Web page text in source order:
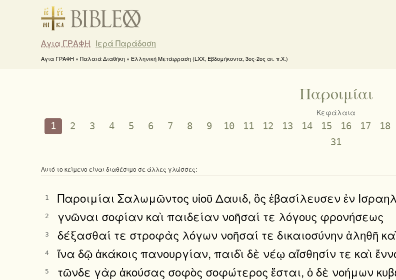
Αγια ΓΡΑΦΗ Ιερά Παράδοση
Αγια ΓΡΑΦΗ » Παλαιά Διαθήκη » Ελληνική Μετάφραση (LXX, Εβδομήκοντα, 3ος-2ος αι. π.Χ.)
Παροιμίαι
Κεφάλαια
1 2 3 4 5 6 7 8 9 10 11 12 13 14 15 16 17 18
31
Αυτό το κείμενο είναι διαθέσιμο σε άλλες γλώσσες:
1 Παροιμίαι Σαλωμῶντος υἱοῦ Δαυιδ, ὃς ἐβασίλευσεν ἐν
2 γνῶναι σοφίαν καὶ παιδείαν νοῆσαί τε λόγους φρονήσεως
3 δέξασθαί τε στροφὰς λόγων νοῆσαί τε δικαιοσύνην ἀληθῆ
4 ἵνα δῷ ἀκάκοις πανουργίαν, παιδὶ δὲ νέῳ αἴσθησίν τε καὶ
5 τῶνδε γὰρ ἀκούσας σοφὸς σοφώτερος ἔσται, ὁ δὲ νοήμων